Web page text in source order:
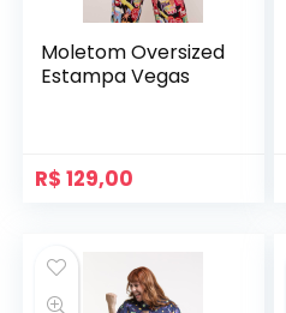
Moletom Oversized
Estampa Vegas
R$ 129,00